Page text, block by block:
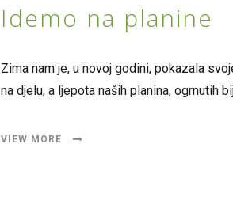
Idemo na planine
Zima nam je, u novoj godini, pokazala
na djelu, a ljepota naših planina, ogrnutih
VIEW MORE